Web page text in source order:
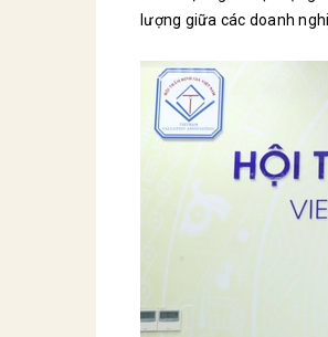
lượng giữa các doanh